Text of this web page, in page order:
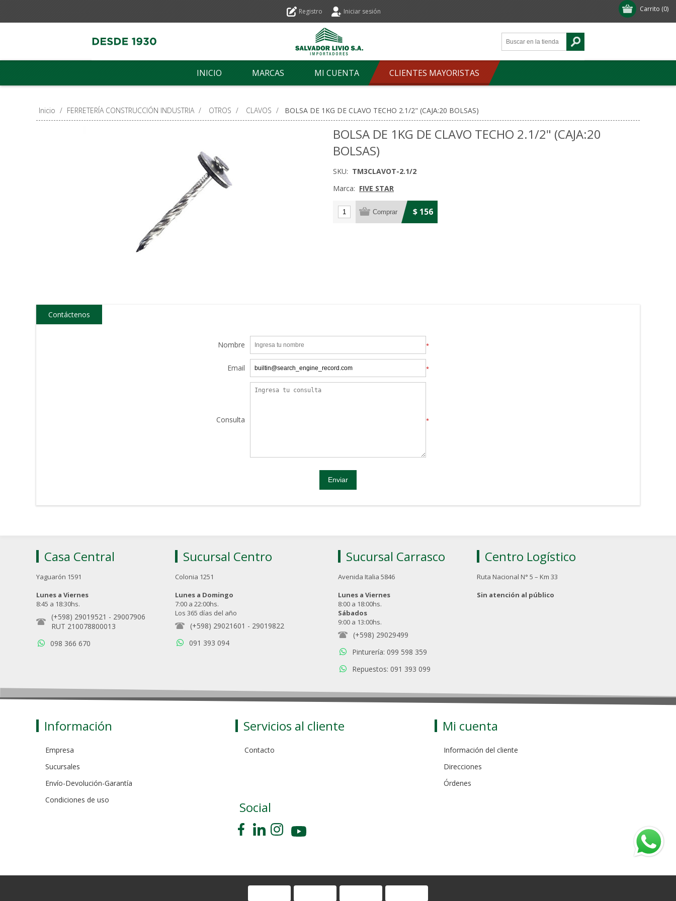
Carrito (0)
Registro Iniciar sesión
INICIO MARCAS MI CUENTA CLIENTES MAYORISTAS
Inicio / FERRETERÍA CONSTRUCCIÓN INDUSTRIA / OTROS / CLAVOS / BOLSA DE 1KG DE CLAVO TECHO 2.1/2" (CAJA:20 BOLSAS)
BOLSA DE 1KG DE CLAVO TECHO 2.1/2" (CAJA:20
BOLSAS)
SKU: TM3CLAVOT-2.1/2
Marca: FIVE STAR
$ 156
Contáctenos
Nombre *
Email *
Consulta *
Casa Central
Yaguarón 1591
Lunes a Viernes
8:45 a 18:30hs.
(+598) 29019521 - 29007906
RUT 210078800013
098 366 670
Sucursal Centro
Colonia 1251
Lunes a Domingo
7:00 a 22:00hs.
Los 365 días del año
(+598) 29021601 - 29019822
091 393 094
Sucursal Carrasco
Avenida Italia 5846
Lunes a Viernes
8:00 a 18:00hs.
Sábados
9:00 a 13:00hs.
(+598) 29029499
Pinturería: 099 598 359
Repuestos: 091 393 099
Centro Logístico
Ruta Nacional N° 5 – Km 33
Sin atención al público
Información
Empresa
Sucursales
Envío-Devolución-Garantía
Condiciones de uso
Servicios al cliente
Contacto
Mi cuenta
Información del cliente
Direcciones
Órdenes
Social